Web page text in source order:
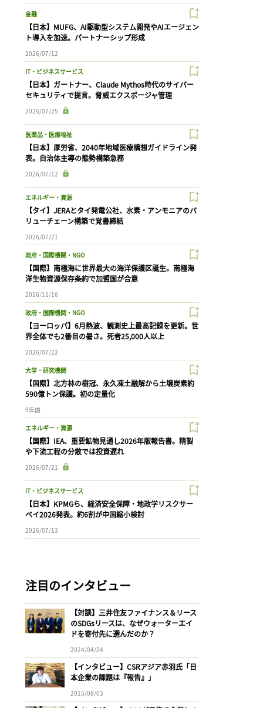
金融
【日本】MUFG、AI駆動型システム開発やAIエージェン
ト導入を加速。パートナーシップ形成
2026/07/12
IT・ビジネスサービス
【日本】ガートナー、Claude Mythos時代のサイバー
セキュリティで提言。脅威エクスポージャ管理
2026/07/25
医薬品・医療福祉
【日本】厚労省、2040年地域医療構想ガイドライン発
表。自治体主導の態勢構築急務
2026/07/12
エネルギー・資源
【タイ】JERAとタイ発電公社、水素・アンモニアのバ
リューチェーン構築で覚書締結
2026/07/21
政府・国際機関・NGO
【国際】南極海に世界最大の海洋保護区誕生。南極海
洋生物資源保存条約で加盟国が合意
2016/11/16
政府・国際機関・NGO
【ヨーロッパ】6月熱波、観測史上最高記録を更新。世
界全体でも2番目の暑さ。死者25,000人以上
2026/07/22
大学・研究機関
【国際】北方林の樹冠、永久凍土融解から土壌炭素約
590億トン保護。初の定量化
9年前
エネルギー・資源
【国際】IEA、重要鉱物見通し2026年版報告書。精製
や下流工程の分散では投資遅れ
2026/07/21
IT・ビジネスサービス
【日本】KPMGら、経済安全保障・地政学リスクサー
ベイ2026発表。約6割が中国縮小検討
2026/07/13
注目のインタビュー
【対談】三井住友ファイナンス＆リース
のSDGsリースは、なぜウォーターエイ
ドを寄付先に選んだのか？
2024/04/24
【インタビュー】CSRアジア赤羽氏「日
本企業の課題は『報告』」
2015/08/03